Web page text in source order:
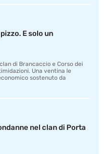
E solo un
di Brancaccio e Corso dei
Una ventina le
sostenuto da
nel clan di Porta